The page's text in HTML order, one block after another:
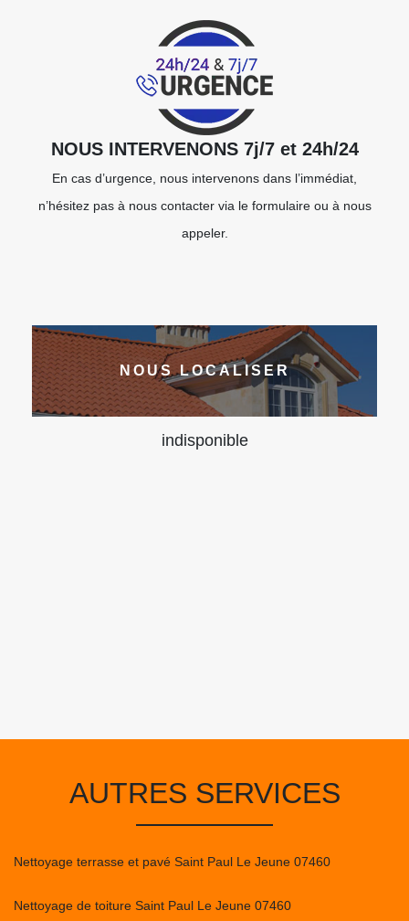
NOUS INTERVENONS 7j/7 et 24h/24
En cas d’urgence, nous intervenons dans l’immédiat,
n’hésitez pas à nous contacter via le formulaire ou à nous
appeler.
NOUS LOCALISER
indisponible
AUTRES SERVICES
Nettoyage terrasse et pavé Saint Paul Le Jeune 07460
Nettoyage de toiture Saint Paul Le Jeune 07460